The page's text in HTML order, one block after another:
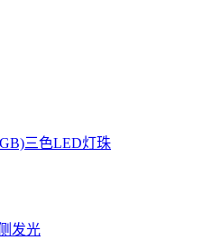
三色LED灯珠
发光